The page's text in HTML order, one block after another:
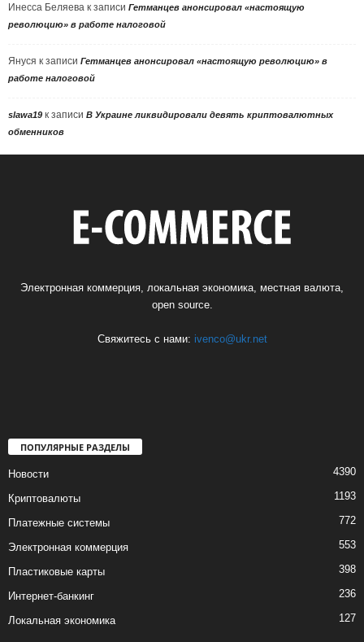
Инесса Беляева к записи Гетманцев анонсировал «настоящую
революцию» в работе налоговой
Януся к записи Гетманцев анонсировал «настоящую революцию» в
работе налоговой
slawa19 к записи В Украине ликвидировали девять криптовалютных
обменников
Электронная коммерция, локальная экономика, местная валюта,
open source.
Свяжитесь с нами: ivenco@ukr.net
ПОПУЛЯРНЫЕ РАЗДЕЛЫ
Новости 4390
Криптовалюты 1193
Платежные системы 772
Электронная коммерция 553
Пластиковые карты 398
Интернет-банкинг 236
Локальная экономика 127